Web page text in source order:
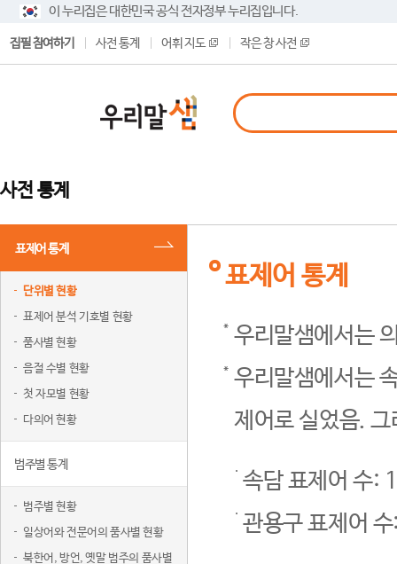
이 누리집은 대한민국 공식 전자정부 누리집입니다.
집필 참여하기 사전 통계 어휘 지도 작은 창 사전
사전 통계
표제어 통계
단위별 현황
표제어 분석 기호별 현황
품사별 현황
음절 수별 현황
첫 자모별 현황
다의어 현황
범주별 통계
범주별 현황
일상어와 전문어의 품사별 현황
북한어, 방언, 옛말 범주의 품사별
표제어 통계
우리말샘에서는
우리말샘에서는
제어로 실었음.
속담 표제어 수:
관용구 표제어